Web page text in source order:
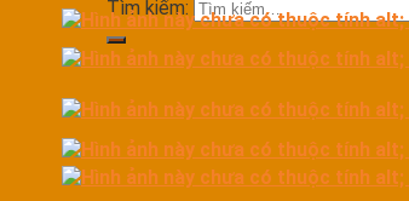
Tìm kiếm: